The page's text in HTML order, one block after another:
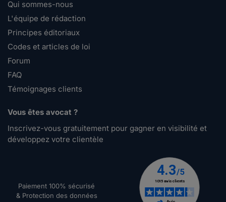
Qui sommes-nous
L'équipe de rédaction
Principes éditoriaux
Codes et articles de loi
Forum
FAQ
Témoignages clients
Vous êtes avocat ?
Inscrivez-vous gratuitement pour gagner en visibilité et
développez votre clientèle
Paiement 100% sécurisé
& Protection des données